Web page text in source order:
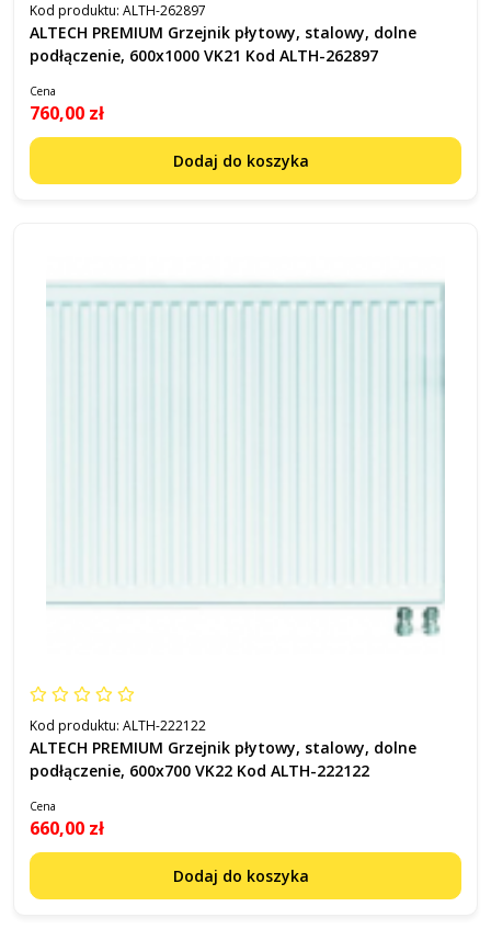
Kod produktu: ALTH-262897
ALTECH PREMIUM Grzejnik płytowy, stalowy, dolne
podłączenie, 600x1000 VK21 Kod ALTH-262897
Cena
760,00 zł
Dodaj do koszyka
Kod produktu: ALTH-222122
ALTECH PREMIUM Grzejnik płytowy, stalowy, dolne
podłączenie, 600x700 VK22 Kod ALTH-222122
Cena
660,00 zł
Dodaj do koszyka